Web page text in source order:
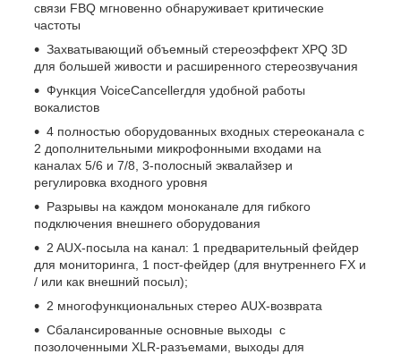
связи FBQ мгновенно обнаруживает критические
частоты
Захватывающий объемный стереоэффект XPQ 3D
для большей живости и расширенного стереозвучания
Функция VoiceCancellerдля удобной работы
вокалистов
4 полностью оборудованных входных стереоканала с
2 дополнительными микрофонными входами на
каналах 5/6 и 7/8, 3-полосный эквалайзер и
регулировка входного уровня
Разрывы на каждом моноканале для гибкого
подключения внешнего оборудования
2 AUX-посыла на канал: 1 предварительный фейдер
для мониторинга, 1 пост-фейдер (для внутреннего FX и
/ или как внешний посыл);
2 многофункциональных стерео AUX-возврата
Сбалансированные основные выходы с
позолоченными XLR-разъемами, выходы для